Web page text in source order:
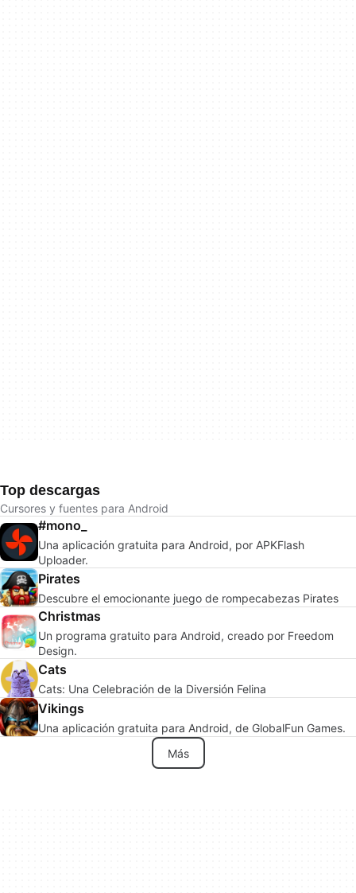
Top descargas
Cursores y fuentes para Android
#mono_
Una aplicación gratuita para Android, por APKFlash
Uploader.
Pirates
Descubre el emocionante juego de rompecabezas Pirates
Christmas
Un programa gratuito para Android, creado por Freedom
Design.
Cats
Cats: Una Celebración de la Diversión Felina
Vikings
Una aplicación gratuita para Android, de GlobalFun Games.
Más